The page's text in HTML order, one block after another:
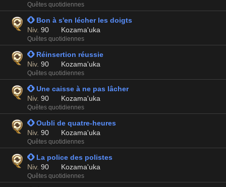
Quêtes quotidiennes
 Bon à s'en lécher les doigts
Niv. 90 Kozama'uka
Quêtes quotidiennes
 Réinsertion réussie
Niv. 90 Kozama'uka
Quêtes quotidiennes
 Une caisse à ne pas lâcher
Niv. 90 Kozama'uka
Quêtes quotidiennes
 Oubli de quatre-heures
Niv. 90 Kozama'uka
Quêtes quotidiennes
 La police des polistes
Niv. 90 Kozama'uka
Quêtes quotidiennes